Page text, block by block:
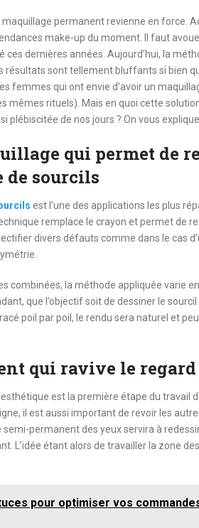
maquillage permanent revienne en force.
make-up du moment. Il faut
dernières années. Aujourd’hui, la
résultats sont tellement bluffants si bien
femmes qui ont envie d’avoir un
mêmes rituels). Mais en quoi cette
plébiscitée de nos jours ? On vous
qui permet de
sourcils
est l’une des applications les plus
remplace le crayon et permet de
divers défauts comme dans le cas
combinées, la méthode appliquée varie
que l’objectif soit de dessiner le
poil par poil, le rendu sera naturel et
qui ravive le regard
est la première étape du travail
il est aussi important de revoir les
semi-permanent des yeux servira à
L’idée étant alors de travailler la zone
pour optimiser vos